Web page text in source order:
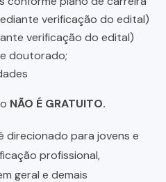
verificação do edital)
verificação do edital)
doutorado;
NÃO É GRATUITO.
direcionado para jovens e
profissional,
geral e demais